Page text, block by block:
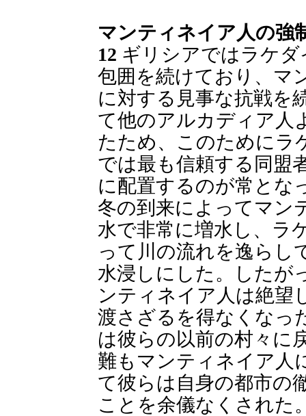
マンティネイア人の強
12 ギリシアではラケ
包囲を続けており、マ
に対する見事な抗戦を
て他のアルカディア人
たため、このためにラ
では最も信頼する同盟
に配置するのが常とな
冬の到来によってマン
水で非常に増水し、ラ
って川の流れを逸らし
水浸しにした。したが
ンティネイア人は絶望
渡さざるを得なくなっ
は彼らの以前の村々に
難もマンティネイア人
て彼らは自身の都市の
ことを余儀なくされた